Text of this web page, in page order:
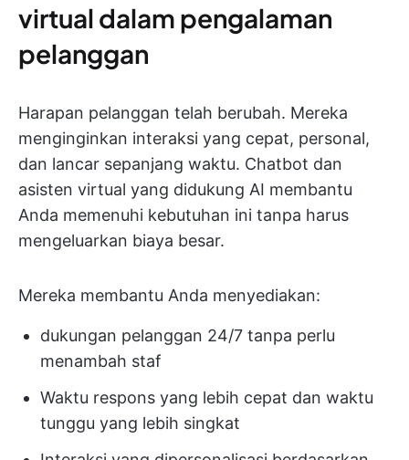
virtual dalam pengalaman
pelanggan
Harapan pelanggan telah berubah. Mereka
menginginkan interaksi yang cepat, personal,
dan lancar sepanjang waktu. Chatbot dan
asisten virtual yang didukung AI membantu
Anda memenuhi kebutuhan ini tanpa harus
mengeluarkan biaya besar.
Mereka membantu Anda menyediakan:
dukungan pelanggan 24/7 tanpa perlu
menambah staf
Waktu respons yang lebih cepat dan waktu
tunggu yang lebih singkat